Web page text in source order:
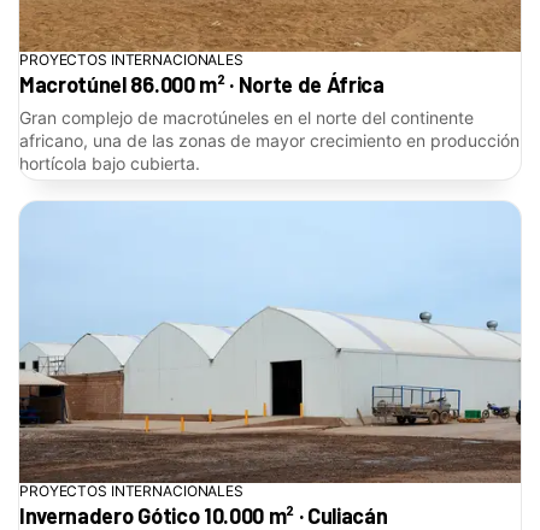
PROYECTOS INTERNACIONALES
Macrotúnel 86.000 m² · Norte de África
Gran complejo de macrotúneles en el norte del continente
africano, una de las zonas de mayor crecimiento en producción
hortícola bajo cubierta.
PROYECTOS INTERNACIONALES
Invernadero Gótico 10.000 m² · Culiacán